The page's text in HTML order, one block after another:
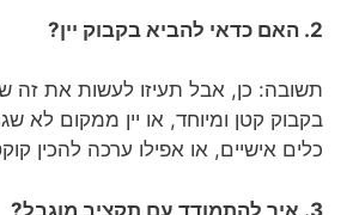
2. האם כדאי להביא בקבוק יין?
תשובה: כן, אבל תעיזו לעשות את זה
בקבוק קטן ומיוחד, או יין ממקום לא
כלים אישיים, או אפילו ערכה להכין
3. איך להתמודד עם תקציב מוגבל?